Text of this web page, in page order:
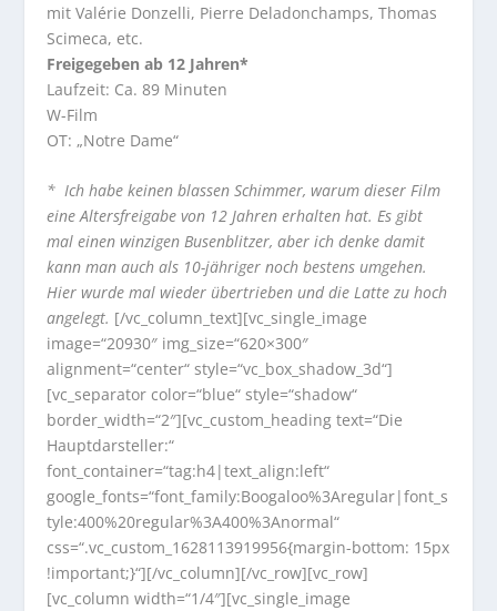
mit Valérie Donzelli, Pierre Deladonchamps, Thomas
Scimeca, etc.
Freigegeben ab 12 Jahren*
Laufzeit: Ca. 89 Minuten
W-Film
OT: „Notre Dame“
* Ich habe keinen blassen Schimmer, warum dieser Film
eine Altersfreigabe von 12 Jahren erhalten hat. Es gibt
mal einen winzigen Busenblitzer, aber ich denke damit
kann man auch als 10-jähriger noch bestens umgehen.
Hier wurde mal wieder übertrieben und die Latte zu hoch
angelegt. [/vc_column_text][vc_single_image
image=“20930″ img_size=“620×300″
alignment=“center“ style=“vc_box_shadow_3d“]
[vc_separator color=“blue“ style=“shadow“
border_width=“2″][vc_custom_heading text=“Die
Hauptdarsteller:“
font_container=“tag:h4|text_align:left“
google_fonts=“font_family:Boogaloo%3Aregular|font_s
tyle:400%20regular%3A400%3Anormal“
css=“.vc_custom_1628113919956{margin-bottom: 15px
!important;}“][/vc_column][/vc_row][vc_row]
[vc_column width=“1/4″][vc_single_image